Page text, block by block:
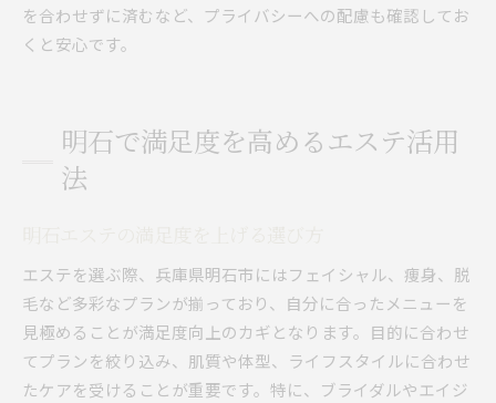
を合わせずに済むなど、プライバシーへの配慮も確認してお
くと安心です。
明石で満足度を高めるエステ活用
法
エステを選ぶ際、兵庫県明石市にはフェイシャル、痩身、脱
毛など多彩なプランが揃っており、自分に合ったメニューを
見極めることが満足度向上のカギとなります。目的に合わせ
てプランを絞り込み、肌質や体型、ライフスタイルに合わせ
たケアを受けることが重要です。特に、ブライダルやエイジ